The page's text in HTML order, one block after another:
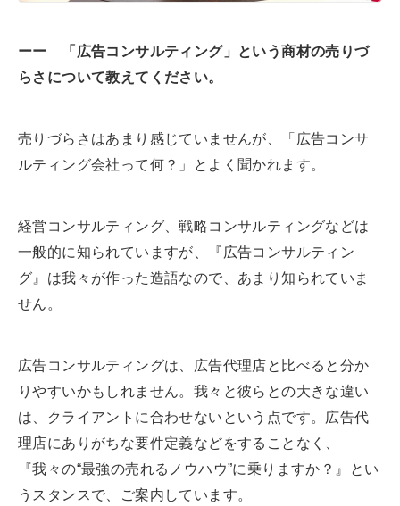
ーー 「広告コンサルティング」という商材の売りづ
らさについて教えてください。
売りづらさはあまり感じていませんが、「広告コンサ
ルティング会社って何？」とよく聞かれます。
経営コンサルティング、戦略コンサルティングなどは
一般的に知られていますが、『広告コンサルティン
グ』は我々が作った造語なので、あまり知られていま
せん。
広告コンサルティングは、広告代理店と比べると分か
りやすいかもしれません。我々と彼らとの大きな違い
は、クライアントに合わせないという点です。広告代
理店にありがちな要件定義などをすることなく、
『我々の“最強の売れるノウハウ”に乗りますか？』とい
うスタンスで、ご案内しています。